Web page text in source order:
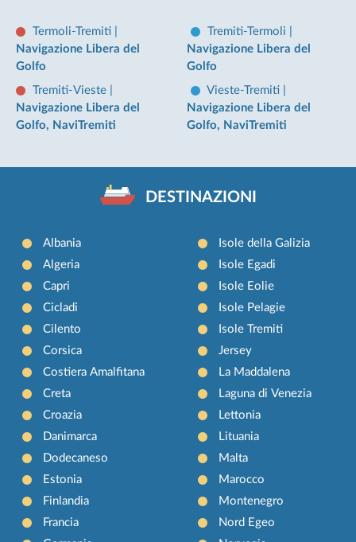
Termoli-Tremiti
Navigazione Libera del
Golfo
Tremiti-Termoli
Navigazione Libera del
Golfo
Tremiti-Vieste
Navigazione Libera del
Golfo, NaviTremiti
Vieste-Tremiti
Navigazione Libera del
Golfo, NaviTremiti
DESTINAZIONI
Albania
Algeria
Capri
Cicladi
Cilento
Corsica
Costiera Amalfitana
Creta
Croazia
Danimarca
Dodecaneso
Estonia
Finlandia
Francia
Isole della Galizia
Isole Egadi
Isole Eolie
Isole Pelagie
Isole Tremiti
Jersey
La Maddalena
Laguna di Venezia
Lettonia
Lituania
Malta
Marocco
Montenegro
Nord Egeo